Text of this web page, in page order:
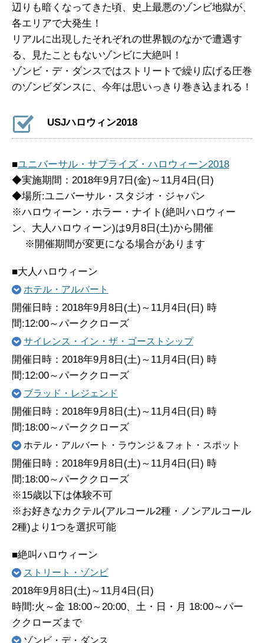
辺りも暗くなってきた頃、史上最悪のゾンビ地獄が、
各エリアで大発生！
リアルに出現したそれぞれの世界観のなかで遭遇す
る、見たこともないゾンビに大絶叫！
ゾンビ・デ・ダンスではストリートで繰り広げる圧巻
のゾンビダンスに、今年は思いっきり巻き込まれる！
USJハロウィン2018
■ユニバーサル・サプライズ・ハロウィーン2018
◆実施期間：2018年9月7日(金)～11月4日(日)
◆場所:ユニバーサル・スタジオ・ジャパン
※ハロウィーン・ホラー・ナイト(絶叫ハロウィー
ン、大人ハロウィーン)は9月8日(土)から開催
※開催期間が変更になる場合があります
■大人ハロウィーン
ホテル・アルバート
開催日時：2018年9月8日(土)～11月4日(日) 時
間:12:00～パーククローズ
サイレンス・イン・ザ・ゴーストシップ
開催日時：2018年9月8日(土)～11月4日(日) 時
間:12:00～パーククローズ
ブラッド・レジェンド
開催日時：2018年9月8日(土)～11月4日(日) 時
間:18:00～パーククローズ
ホテル・アルバート・ラウンジ＆フォト・スポット
開催日時：2018年9月8日(土)～11月4日(日) 時
間:18:00～パーククローズ
※15歳以下は体験不可
※お好きなカクテル(アルコール2種・ノンアルコール
2種)より1つを選択可能
■絶叫ハロウィーン
ストリート・ゾンビ
2018年9月8日(土)～11月4日(日)
時間:火～金 18:00～20:00、土・日・月 18:00～パー
ククローズまで
ゾンビ・デ・ダンス